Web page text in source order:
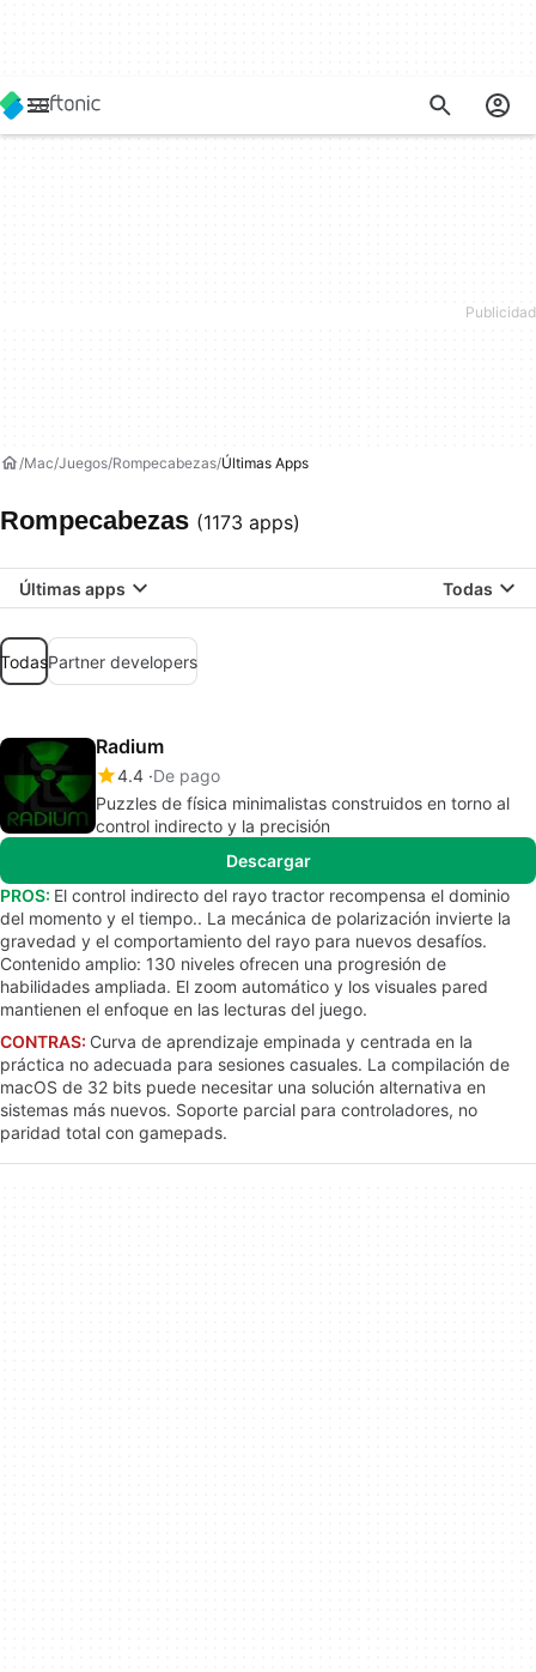
Mac Juegos Rompecabezas Últimas Apps
Rompecabezas (1173 apps)
Últimas apps Todas
TodasPartner developers
Radium
4.4 De pago
Puzzles de física minimalistas construidos en torno al
control indirecto y la precisión
Descargar
PROS: El control indirecto del rayo tractor recompensa el dominio
del momento y el tiempo.. La mecánica de polarización invierte la
gravedad y el comportamiento del rayo para nuevos desafíos.
Contenido amplio: 130 niveles ofrecen una progresión de
habilidades ampliada. El zoom automático y los visuales pared
mantienen el enfoque en las lecturas del juego.
CONTRAS: Curva de aprendizaje empinada y centrada en la
práctica no adecuada para sesiones casuales. La compilación de
macOS de 32 bits puede necesitar una solución alternativa en
sistemas más nuevos. Soporte parcial para controladores, no
paridad total con gamepads.